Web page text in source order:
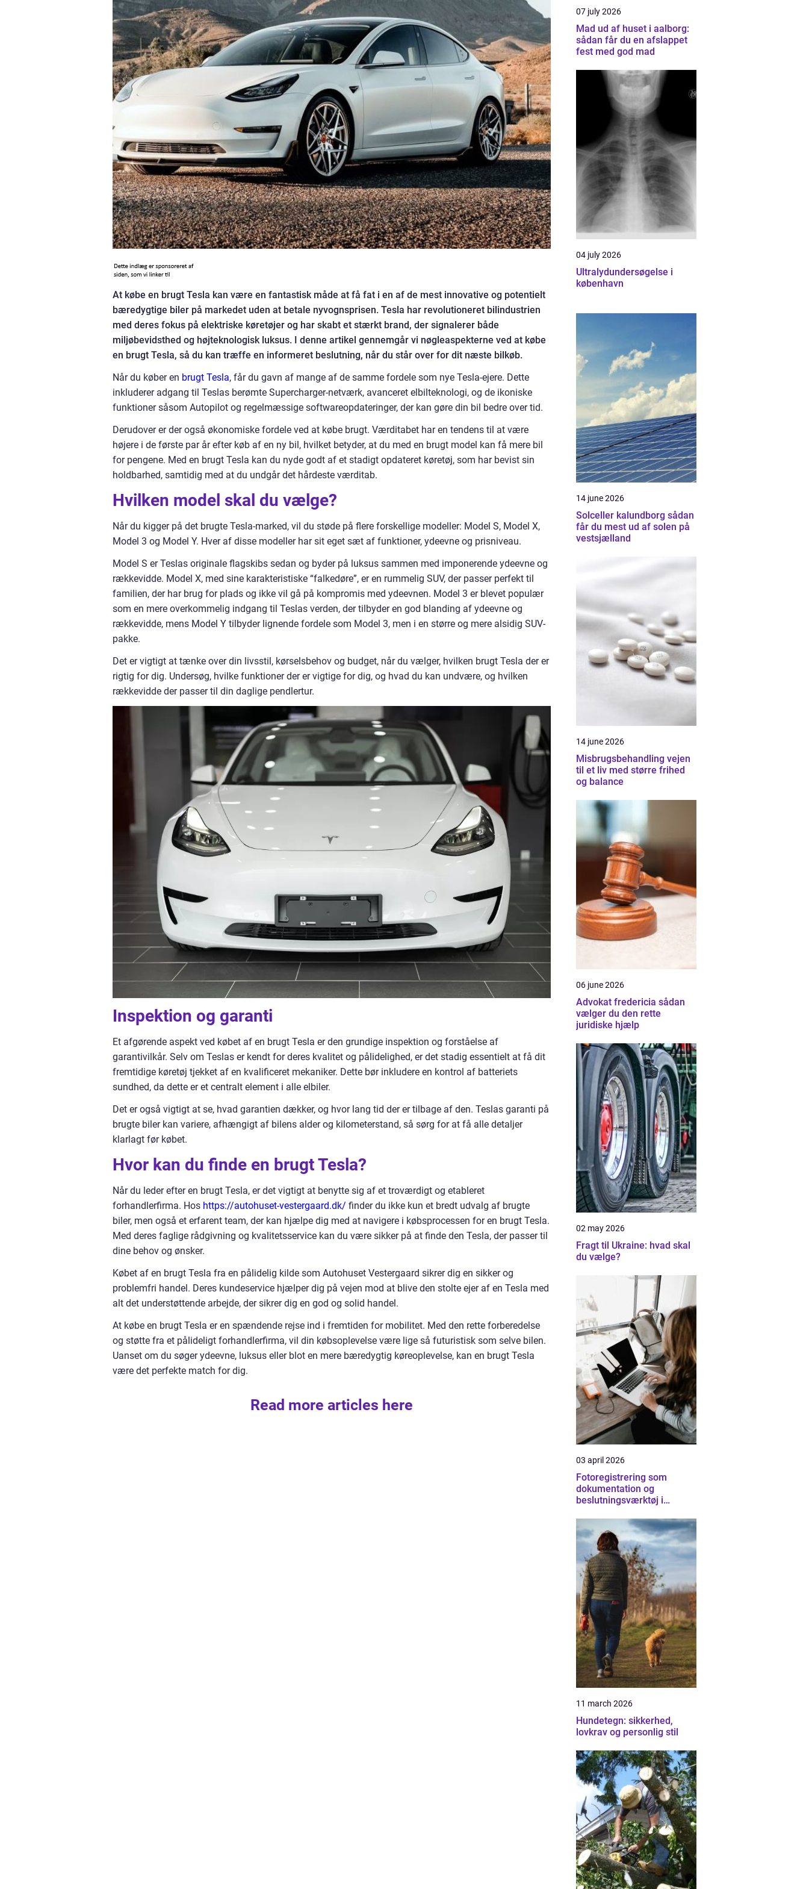
At købe en brugt Tesla kan være en fantastisk måde at få fat i en af de mest innovative og potentielt
bæredygtige biler på markedet uden at betale nyvognsprisen. Tesla har revolutioneret bilindustrien
med deres fokus på elektriske køretøjer og har skabt et stærkt brand, der signalerer både
miljøbevidsthed og højteknologisk luksus. I denne artikel gennemgår vi nøgleaspekterne ved at købe
en brugt Tesla, så du kan træffe en informeret beslutning, når du står over for dit næste bilkøb.
Når du køber en brugt Tesla, får du gavn af mange af de samme fordele som nye Tesla-ejere. Dette
inkluderer adgang til Teslas berømte Supercharger-netværk, avanceret elbilteknologi, og de ikoniske
funktioner såsom Autopilot og regelmæssige softwareopdateringer, der kan gøre din bil bedre over tid.
Derudover er der også økonomiske fordele ved at købe brugt. Værditabet har en tendens til at være
højere i de første par år efter køb af en ny bil, hvilket betyder, at du med en brugt model kan få mere bil
for pengene. Med en brugt Tesla kan du nyde godt af et stadigt opdateret køretøj, som har bevist sin
holdbarhed, samtidig med at du undgår det hårdeste værditab.
Hvilken model skal du vælge?
Når du kigger på det brugte Tesla-marked, vil du støde på flere forskellige modeller: Model S, Model X,
Model 3 og Model Y. Hver af disse modeller har sit eget sæt af funktioner, ydeevne og prisniveau.
Model S er Teslas originale flagskibs sedan og byder på luksus sammen med imponerende ydeevne og
rækkevidde. Model X, med sine karakteristiske “falkedøre”, er en rummelig SUV, der passer perfekt til
familien, der har brug for plads og ikke vil gå på kompromis med ydeevnen. Model 3 er blevet populær
som en mere overkommelig indgang til Teslas verden, der tilbyder en god blanding af ydeevne og
rækkevidde, mens Model Y tilbyder lignende fordele som Model 3, men i en større og mere alsidig SUV-
pakke.
Det er vigtigt at tænke over din livsstil, kørselsbehov og budget, når du vælger, hvilken brugt Tesla der er
rigtig for dig. Undersøg, hvilke funktioner der er vigtige for dig, og hvad du kan undvære, og hvilken
rækkevidde der passer til din daglige pendlertur.
Inspektion og garanti
Et afgørende aspekt ved købet af en brugt Tesla er den grundige inspektion og forståelse af
garantivilkår. Selv om Teslas er kendt for deres kvalitet og pålidelighed, er det stadig essentielt at få dit
fremtidige køretøj tjekket af en kvalificeret mekaniker. Dette bør inkludere en kontrol af batteriets
sundhed, da dette er et centralt element i alle elbiler.
Det er også vigtigt at se, hvad garantien dækker, og hvor lang tid der er tilbage af den. Teslas garanti på
brugte biler kan variere, afhængigt af bilens alder og kilometerstand, så sørg for at få alle detaljer
klarlagt før købet.
Hvor kan du finde en brugt Tesla?
Når du leder efter en brugt Tesla, er det vigtigt at benytte sig af et troværdigt og etableret
forhandlerfirma. Hos https://autohuset-vestergaard.dk/ finder du ikke kun et bredt udvalg af brugte
biler, men også et erfarent team, der kan hjælpe dig med at navigere i købsprocessen for en brugt Tesla.
Med deres faglige rådgivning og kvalitetsservice kan du være sikker på at finde den Tesla, der passer til
dine behov og ønsker.
Købet af en brugt Tesla fra en pålidelig kilde som Autohuset Vestergaard sikrer dig en sikker og
problemfri handel. Deres kundeservice hjælper dig på vejen mod at blive den stolte ejer af en Tesla med
alt det understøttende arbejde, der sikrer dig en god og solid handel.
At købe en brugt Tesla er en spændende rejse ind i fremtiden for mobilitet. Med den rette forberedelse
og støtte fra et pålideligt forhandlerfirma, vil din købsoplevelse være lige så futuristisk som selve bilen.
Uanset om du søger ydeevne, luksus eller blot en mere bæredygtig køreoplevelse, kan en brugt Tesla
være det perfekte match for dig.
Read more articles here
07 july 2026
Mad ud af huset i aalborg:
sådan får du en afslappet
fest med god mad
04 july 2026
Ultralydundersøgelse i
københavn
14 june 2026
Solceller kalundborg sådan
får du mest ud af solen på
vestsjælland
14 june 2026
Misbrugsbehandling vejen
til et liv med større frihed
og balance
06 june 2026
Advokat fredericia sådan
vælger du den rette
juridiske hjælp
02 may 2026
Fragt til Ukraine: hvad skal
du vælge?
03 april 2026
Fotoregistrering som
dokumentation og
beslutningsværktøj i
11 march 2026
Hundetegn: sikkerhed,
lovkrav og personlig stil